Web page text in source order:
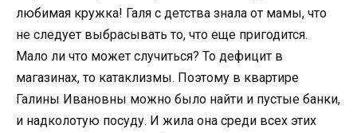
любимая кружка! Галя с детства знала от мамы, что
не следует выбрасывать то, что еще пригодится.
Мало ли что может случиться? То дефицит в
магазинах, то катаклизмы. Поэтому в квартире
Галины Ивановны можно было найти и пустые банки,
и надколотую посуду. И жила она среди всех этих